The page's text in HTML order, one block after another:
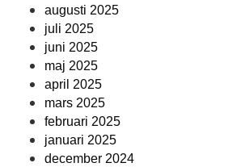
augusti 2025
juli 2025
juni 2025
maj 2025
april 2025
mars 2025
februari 2025
januari 2025
december 2024